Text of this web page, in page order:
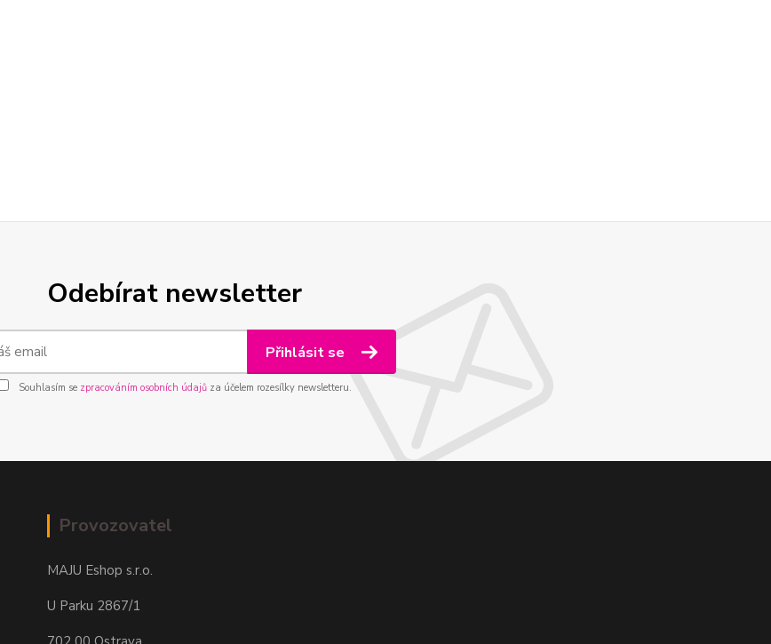
Odebírat newsletter
Přihlásit se
Souhlasím se zpracováním osobních údajůza účelem rozesílky newsletteru.
Provozovatel
MAJU Eshop s.r.o.
U Parku 2867/1